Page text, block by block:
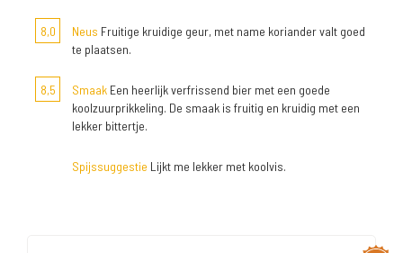
8,0 Neus Fruitige kruidige geur, met name koriander valt goed
te plaatsen.
8,5 Smaak Een heerlijk verfrissend bier met een goede
koolzuurprikkeling. De smaak is fruitig en kruidig met een
lekker bittertje.
Spijssuggestie Lijkt me lekker met koolvis.